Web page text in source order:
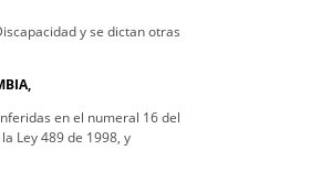
y se dictan otras
en el numeral 16 del
Ley 489 de 1998, y